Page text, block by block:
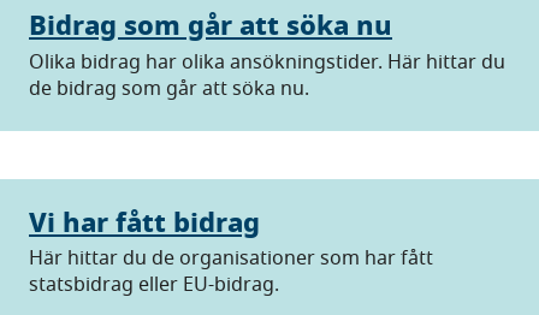
Bidrag som går att söka nu
Olika bidrag har olika ansökningstider. Här hittar du
de bidrag som går att söka nu.
Vi har fått bidrag
Här hittar du de organisationer som har fått
statsbidrag eller EU-bidrag.